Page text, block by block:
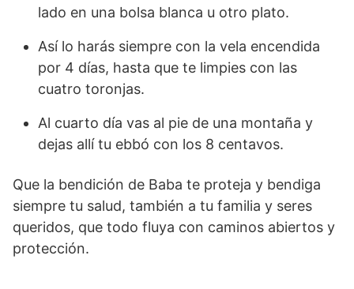
lado en una bolsa blanca u otro plato.
Así lo harás siempre con la vela encendida
por 4 días, hasta que te limpies con las
cuatro toronjas.
Al cuarto día vas al pie de una montaña y
dejas allí tu ebbó con los 8 centavos.
Que la bendición de Baba te proteja y bendiga
siempre tu salud, también a tu familia y seres
queridos, que todo fluya con caminos abiertos y
protección.